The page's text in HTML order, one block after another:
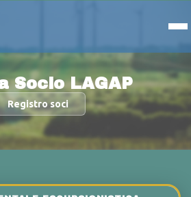
Socio LAGAP
Registro soci